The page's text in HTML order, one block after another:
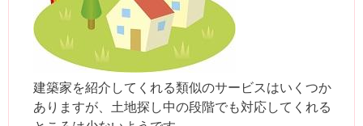
建築家を紹介してくれる類似のサービスはいくつか
ありますが、土地探し中の段階でも対応してくれる